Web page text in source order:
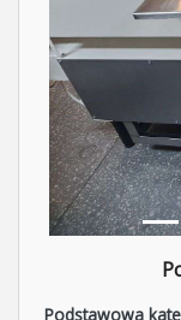
Podstawowa